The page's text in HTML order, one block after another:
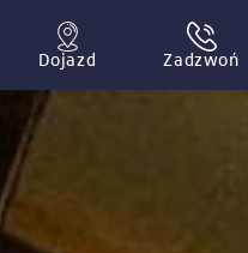
Dojazd Zadzwoń